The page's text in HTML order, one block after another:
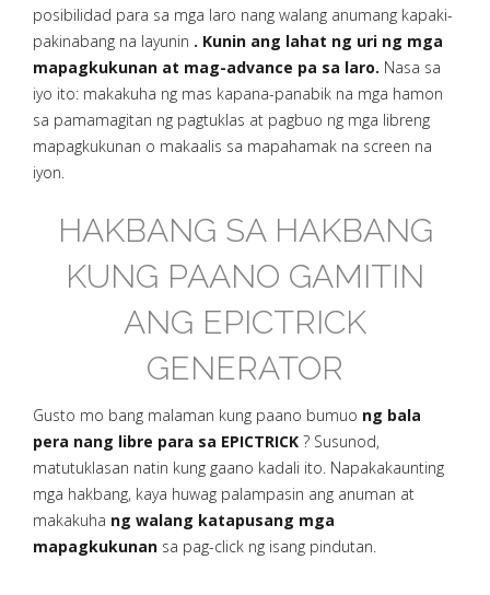
posibilidad para sa mga laro nang walang anumang kapaki-
pakinabang na layunin . Kunin ang lahat ng uri ng mga
mapagkukunan at mag-advance pa sa laro. Nasa sa
iyo ito: makakuha ng mas kapana-panabik na mga hamon
sa pamamagitan ng pagtuklas at pagbuo ng mga libreng
mapagkukunan o makaalis sa mapahamak na screen na
iyon.
HAKBANG SA HAKBANG
KUNG PAANO GAMITIN
ANG EPICTRICK
GENERATOR
Gusto mo bang malaman kung paano bumuo ng bala
pera nang libre para sa EPICTRICK ? Susunod,
matutuklasan natin kung gaano kadali ito. Napakakaunting
mga hakbang, kaya huwag palampasin ang anuman at
makakuha ng walang katapusang mga
mapagkukunan sa pag-click ng isang pindutan.